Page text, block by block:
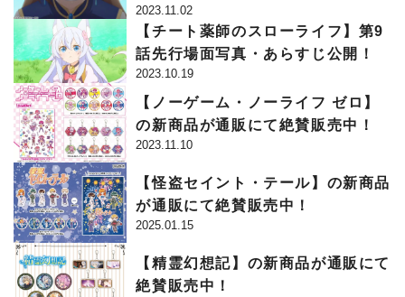
場面カット公開
2023.11.02
【チート薬師のスローライフ】第9
話先行場面写真・あらすじ公開！
2023.10.19
【ノーゲーム・ノーライフ ゼロ】
の新商品が通販にて絶賛販売中！
2023.11.10
【怪盗セイント・テール】の新商品
が通販にて絶賛販売中！
2025.01.15
【精霊幻想記】の新商品が通販にて
絶賛販売中！